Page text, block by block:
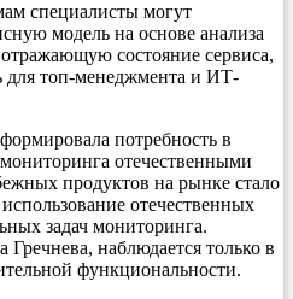
специалисты могут
модель на основе анализа
состояние сервиса,
для топ-менеджмента и ИТ-
потребность в
отечественными
продуктов на рынке стало
отечественных
задач мониторинга.
наблюдается только в
функциональности.